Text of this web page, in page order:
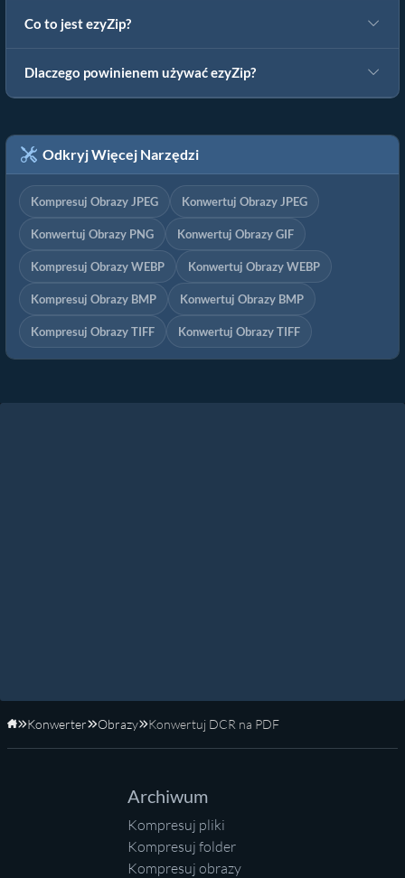
Co to jest ezyZip?
Dlaczego powinienem używać ezyZip?
Odkryj Więcej Narzędzi
Kompresuj Obrazy JPEG Konwertuj Obrazy JPEG
Konwertuj Obrazy PNG Konwertuj Obrazy GIF
Kompresuj Obrazy WEBP Konwertuj Obrazy WEBP
Kompresuj Obrazy BMP Konwertuj Obrazy BMP
Kompresuj Obrazy TIFF Konwertuj Obrazy TIFF
Strona główna
Konwerter Obrazy Konwertuj DCR na PDF
Archiwum
Kompresuj pliki
Kompresuj folder
Kompresuj obrazy